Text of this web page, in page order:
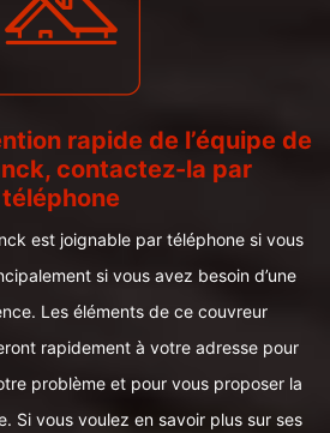
rapide de l’équipe de
contactez-la par
téléphone
est joignable par téléphone si vous
si vous avez besoin d’une
Les éléments de ce couvreur
rapidement à votre adresse pour
problème et pour vous proposer la
Si vous voulez en savoir plus sur ses